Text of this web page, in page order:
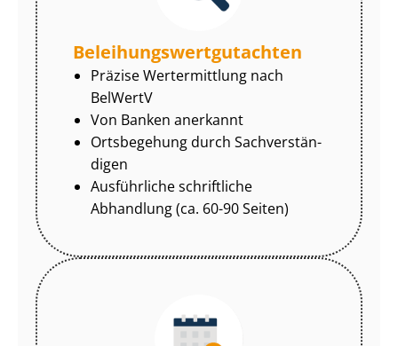
Be­lei­hungs­wert­gut­ach­ten
Präzise Wertermittlung nach
BelWertV
Von Banken anerkannt
Ortsbegehung durch Sach­ver­stän­
di­gen
Ausführliche schriftliche
Abhandlung (ca. 60-90 Seiten)